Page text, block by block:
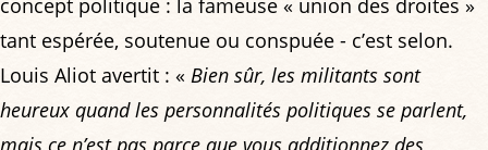
concept politique : la fameuse « union des droites »
tant espérée, soutenue ou conspuée - c’est selon.
Louis Aliot avertit : « Bien sûr, les militants sont
heureux quand les personnalités politiques se parlent,
mais ce n’est pas parce que vous additionnez des